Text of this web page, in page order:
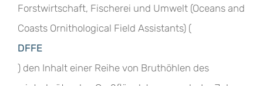
Forstwirtschaft, Fischerei und Umwelt (Oceans and
Coasts Ornithological Field Assistants) (
DFFE
) den Inhalt einer Reihe von Bruthöhlen des